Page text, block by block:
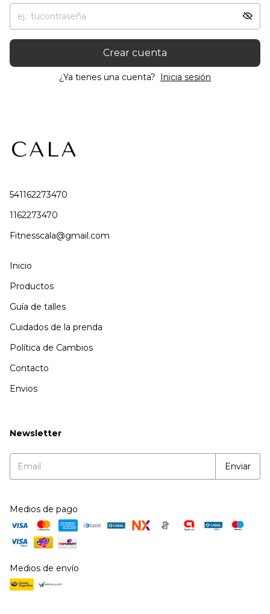
Crear cuenta
¿Ya tienes una cuenta? Inicia sesión
541162273470
1162273470
Fitnesscala@gmail.com
Inicio
Productos
Guía de talles
Cuidados de la prenda
Política de Cambios
Contacto
Envios
Newsletter
Medios de pago
Medios de envío